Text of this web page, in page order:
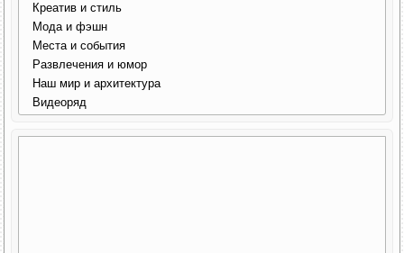
Креатив и стиль
Мода и фэшн
Места и события
Развлечения и юмор
Наш мир и архитектура
Видеоряд